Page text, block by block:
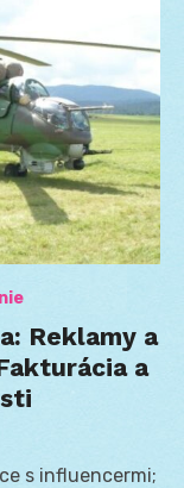
Reklamy a
a
s influencermi;